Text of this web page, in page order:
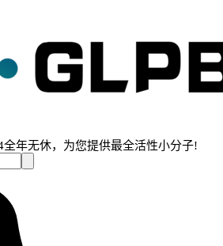
年无休，为您提供最全活性小分子!